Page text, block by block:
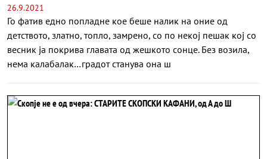
26.9.2021
Го фатив едно попладне кое беше налик на оние од
детството, златно, топло, замрено, со по некој пешак кој со
весник ја покрива главата од жешкото сонце. Без возила,
нема калабалак…градот станува она ш